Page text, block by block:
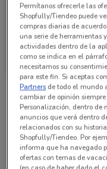
Walmart
Caduca el 31/12
Sucursales
DIRECCION,
240 m
Permítanos ofrecerle las
Shopfully/Tiendeo puede
compras diarias de
una serie de herramientas
actividades dentro de la
como se indica en el
necesitamos su
para este fin. Si aceptas
Partners de todo el mundo
cambiar de opinión
Personalización, dentro de
anuncios que verá dentro
relacionados con su
Shopfully/Tiendeo. Por
informa que ha navegado
ofertas con temas de